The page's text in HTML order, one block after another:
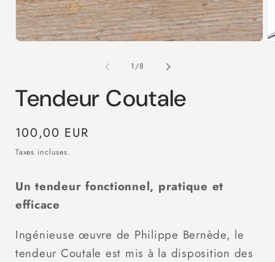
une
fenêtre
modale
1/de
8
Tendeur Coutale
Prix
habituel
100,00 EUR
Taxes incluses.
Un tendeur fonctionnel, pratique et
efficace
Ingénieuse œuvre de Philippe Bernède, le
tendeur Coutale est mis à la disposition des